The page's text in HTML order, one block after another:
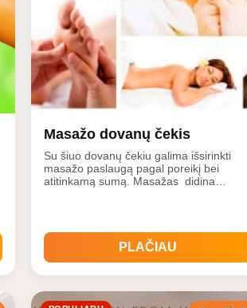
Masažo dovanų čekis
Su šiuo dovanų čekiu galima išsirinkti
masažo paslaugą pagal poreikį bei
atitinkamą sumą. Masažas didina
susitraukimo funkcijas. Masažuojant
kūną mažėja pavojus atsirasti raumeninei
atrof
PLAČIAU